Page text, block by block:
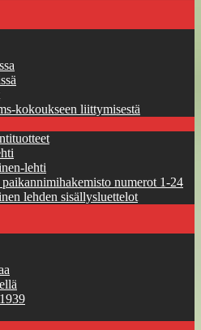
kokoukseen liittymisestä
lehti
numerot 1-24
lehden sisällysluettelot